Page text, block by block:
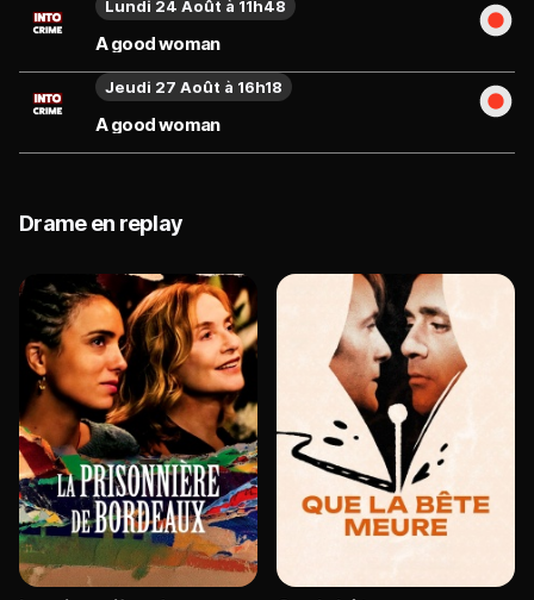
A good woman
Lundi 24 Août à 11h48
A good woman
Jeudi 27 Août à 16h18
Drame en replay